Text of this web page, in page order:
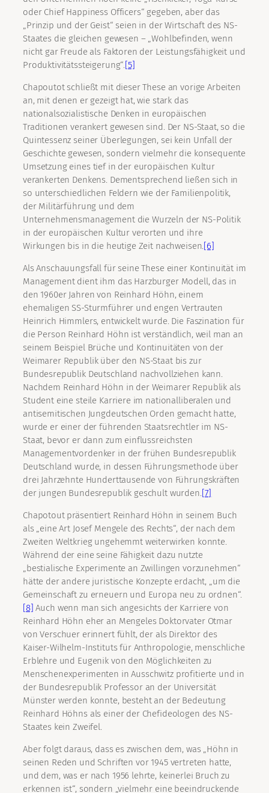
oder Chief Happiness Officers“ gegeben, aber das
„Prinzip und der Geist“ seien in der Wirtschaft des NS-
Staates die gleichen gewesen – „Wohlbefinden, wenn
nicht gar Freude als Faktoren der Leistungsfähigkeit und
Produktivitätssteigerung“.[5]
Chapoutot schließt mit dieser These an vorige Arbeiten
an, mit denen er gezeigt hat, wie stark das
nationalsozialistische Denken in europäischen
Traditionen verankert gewesen sind. Der NS-Staat, so die
Quintessenz seiner Überlegungen, sei kein Unfall der
Geschichte gewesen, sondern vielmehr die konsequente
Umsetzung eines tief in der europäischen Kultur
verankerten Denkens. Dementsprechend ließen sich in
so unterschiedlichen Feldern wie der Familienpolitik,
der Militärführung und dem
Unternehmensmanagement die Wurzeln der NS-Politik
in der europäischen Kultur verorten und ihre
Wirkungen bis in die heutige Zeit nachweisen.[6]
Als Anschauungsfall für seine These einer Kontinuität im
Management dient ihm das Harzburger Modell, das in
den 1960er Jahren von Reinhard Höhn, einem
ehemaligen SS-Sturmführer und engen Vertrauten
Heinrich Himmlers, entwickelt wurde. Die Faszination für
die Person Reinhard Höhn ist verständlich, weil man an
seinem Beispiel Brüche und Kontinuitäten von der
Weimarer Republik über den NS-Staat bis zur
Bundesrepublik Deutschland nachvollziehen kann.
Nachdem Reinhard Höhn in der Weimarer Republik als
Student eine steile Karriere im nationalliberalen und
antisemitischen Jungdeutschen Orden gemacht hatte,
wurde er einer der führenden Staatsrechtler im NS-
Staat, bevor er dann zum einflussreichsten
Managementvordenker in der frühen Bundesrepublik
Deutschland wurde, in dessen Führungsmethode über
drei Jahrzehnte Hunderttausende von Führungskräften
der jungen Bundesrepublik geschult wurden.[7]
Chapotout präsentiert Reinhard Höhn in seinem Buch
als „eine Art Josef Mengele des Rechts“, der nach dem
Zweiten Weltkrieg ungehemmt weiterwirken konnte.
Während der eine seine Fähigkeit dazu nutzte
„bestialische Experimente an Zwillingen vorzunehmen“
hätte der andere juristische Konzepte erdacht, „um die
Gemeinschaft zu erneuern und Europa neu zu ordnen“.
[8] Auch wenn man sich angesichts der Karriere von
Reinhard Höhn eher an Mengeles Doktorvater Otmar
von Verschuer erinnert fühlt, der als Direktor des
Kaiser-Wilhelm-Instituts für Anthropologie, menschliche
Erblehre und Eugenik von den Möglichkeiten zu
Menschenexperimenten in Ausschwitz profitierte und in
der Bundesrepublik Professor an der Universität
Münster werden konnte, besteht an der Bedeutung
Reinhard Höhns als einer der Chefideologen des NS-
Staates kein Zweifel.
Aber folgt daraus, dass es zwischen dem, was „Höhn in
seinen Reden und Schriften vor 1945 vertreten hatte,
und dem, was er nach 1956 lehrte, keinerlei Bruch zu
erkennen ist“, sondern „vielmehr eine beeindruckende